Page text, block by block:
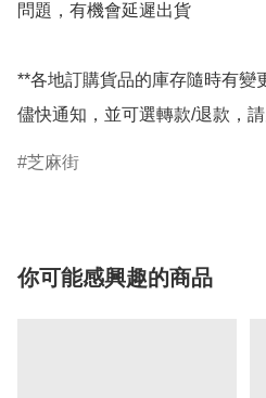
問題，有機會延遲出貨
**各地訂購貨品的庫存隨時有變
儘快通知，並可選轉款/退款，
芝麻街
你可能感興趣的商品